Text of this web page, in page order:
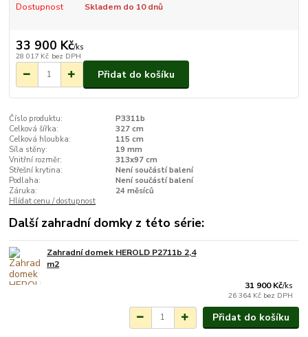
Dostupnost Skladem do 10 dnů
33 900 Kč/ks
28 017 Kč bez DPH
Přidat do košíku
Číslo produktu:
P3311b
Celková šířka:
327 cm
Celková hloubka:
115 cm
Síla stěny:
19 mm
Vnitřní rozměr:
313x97 cm
Střešní krytina:
Není součástí balení
Podlaha:
Není součástí balení
Záruka:
24 měsíců
Hlídat cenu / dostupnost
Další zahradní domky z této série:
Zahradní domek HEROLD P2711b 2,4
m2
31 900 Kč/ks
26 364 Kč bez DPH
Přidat do košíku